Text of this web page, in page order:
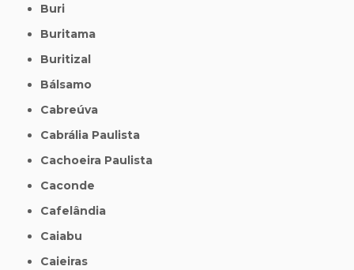
Buri
Buritama
Buritizal
Bálsamo
Cabreúva
Cabrália Paulista
Cachoeira Paulista
Caconde
Cafelândia
Caiabu
Caieiras